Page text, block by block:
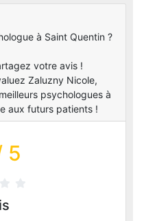
à Saint Quentin ?
votre avis !
Zaluzny Nicole,
psychologues à
aux futurs patients !
5